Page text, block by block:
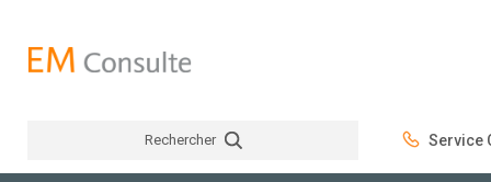
Rechercher Service